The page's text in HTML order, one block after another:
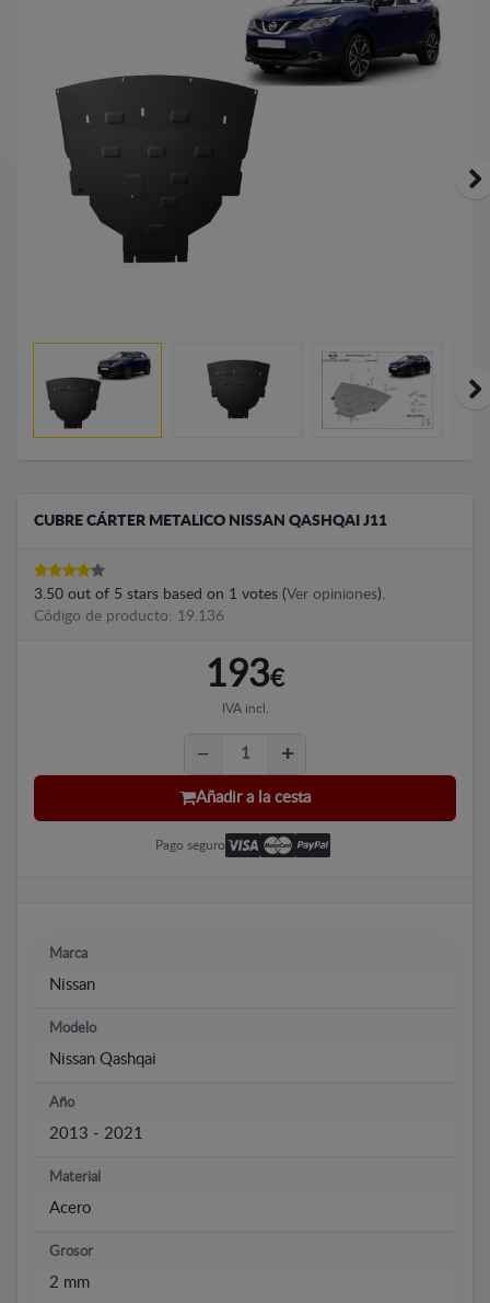
CUBRE CÁRTER METALICO NISSAN QASHQAI J11
3.50 out of 5 stars based on 1 votes (Ver opiniones).
Código de producto: 19.136
193€
IVA incl.
Añadir a la cesta
Pago seguro
Marca
Nissan
Modelo
Nissan Qashqai
Año
2013 - 2021
Material
Acero
Grosor
2 mm